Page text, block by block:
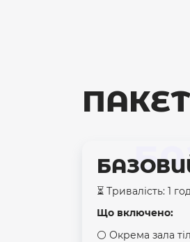
⏳ Тривалість: 1
Що включено:
⚪️ Окрема зала